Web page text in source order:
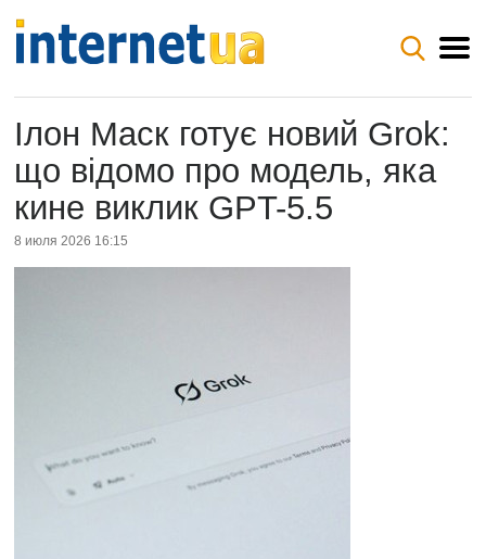
Ілон Маск готує новий Grok:
що відомо про модель, яка
кине виклик GPT-5.5
8 июля 2026 16:15